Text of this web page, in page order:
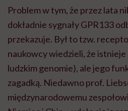
Problem w tym, że przez lata
dokładnie sygnały GPR133
przekazuje. Był to tzw.
naukowcy wiedzieli, że
ludzkim genomie), ale jego
zagadką. Niedawno prof.
międzynarodowemu